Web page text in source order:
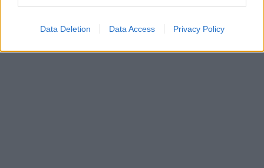
Data Deletion Data Access Privacy Policy